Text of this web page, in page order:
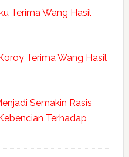
Terima Wang Hasil
Terima Wang Hasil
Semakin Rasis
Terhadap